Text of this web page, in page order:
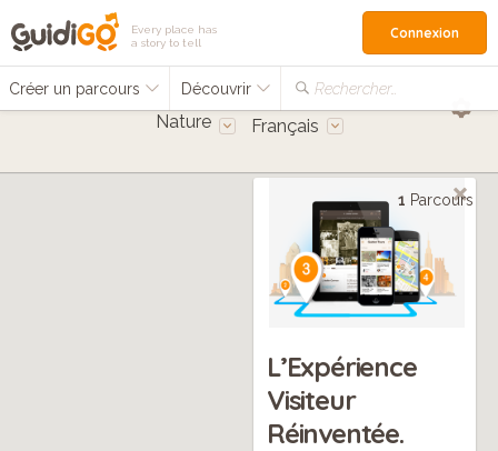
Every place has
a story to tell
Créer un parcours Découvrir Rechercher…
Connexion
Nature Français
1 Parcours
L’Expérience
Visiteur
Réinventée.